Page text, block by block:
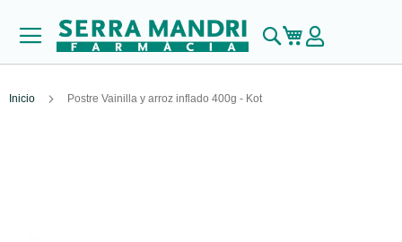
Buscar
Mi carrito
Inicio Postre Vainilla y arroz inflado 400g - Kot